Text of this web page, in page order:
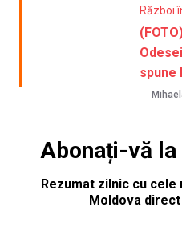
Război
spune
Abonați-vă la
Rezumat zilnic cu
Moldova